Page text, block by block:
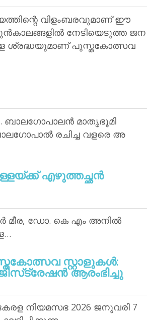
വിളംബരവുമാണ് ഈ
നേടിയെടുത്ത ജന
ശ്രദ്ധയുമാണ് പുസ്തകോത്സവ
ബാലഗോപാലന്‍ മാതൃഭൂമി
രചിച്ച വളരെ അ
എഴുത്തച്ഛന്‍
മീര, ഡോ. കെ എം അനില്‍
സ്റ്റാളുകള്‍:
ആരംഭിച്ചു
നിയമസഭ 2026 ജനുവരി 7